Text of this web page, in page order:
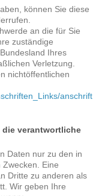
können Sie diese
an die für Sie
zuständige
Ihres
Verletzung.
nichtöffentlichen
anschrift
die verantwortliche
Daten nur zu den in
Eine
Dritte zu anderen als
Wir geben Ihre